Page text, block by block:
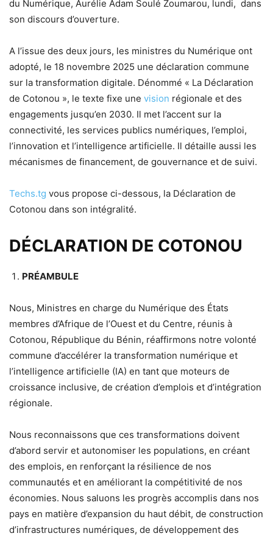
du Numérique, Aurélie Adam Soulé Zoumarou, lundi, dans
son discours d’ouverture.
A l’issue des deux jours, les ministres du Numérique ont
adopté, le 18 novembre 2025 une déclaration commune
sur la transformation digitale. Dénommé « La Déclaration
de Cotonou », le texte fixe une vision régionale et des
engagements jusqu’en 2030. Il met l’accent sur la
connectivité, les services publics numériques, l’emploi,
l’innovation et l’intelligence artificielle. Il détaille aussi les
mécanismes de financement, de gouvernance et de suivi.
Techs.tg vous propose ci-dessous, la Déclaration de
Cotonou dans son intégralité.
DÉCLARATION DE COTONOU
PRÉAMBULE
Nous, Ministres en charge du Numérique des États
membres d’Afrique de l’Ouest et du Centre, réunis à
Cotonou, République du Bénin, réaffirmons notre volonté
commune d’accélérer la transformation numérique et
l’intelligence artificielle (IA) en tant que moteurs de
croissance inclusive, de création d’emplois et d’intégration
régionale.
Nous reconnaissons que ces transformations doivent
d’abord servir et autonomiser les populations, en créant
des emplois, en renforçant la résilience de nos
communautés et en améliorant la compétitivité de nos
économies. Nous saluons les progrès accomplis dans nos
pays en matière d’expansion du haut débit, de construction
d’infrastructures numériques, de développement des